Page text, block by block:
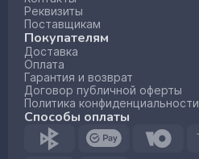
Реквизиты
Поставщикам
Покупателям
Доставка
Оплата
Гарантия и возврат
Договор публичной оферты
Политика конфиденциальности
Способы оплаты